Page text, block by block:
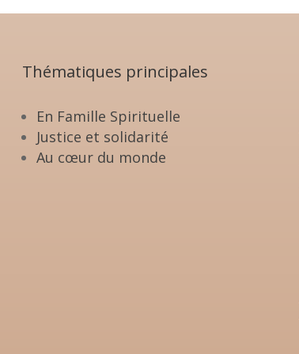
Thématiques principales
En Famille Spirituelle
Justice et solidarité
Au cœur du monde